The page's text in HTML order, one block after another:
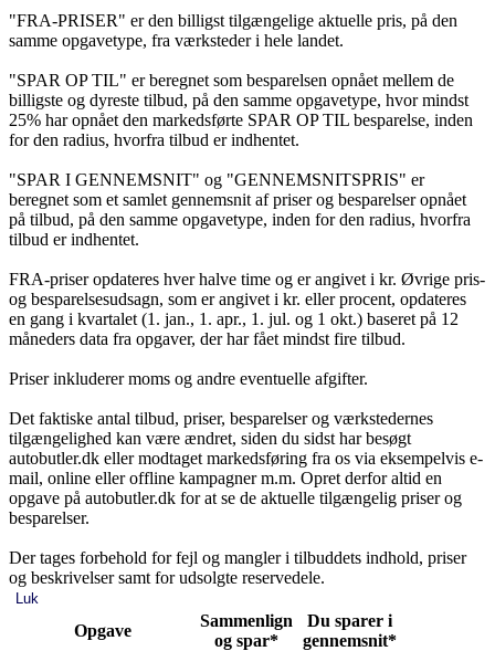
"FRA-PRISER" er den billigst tilgængelige aktuelle pris, på den
samme opgavetype, fra værksteder i hele landet.
"SPAR OP TIL" er beregnet som besparelsen opnået mellem de
billigste og dyreste tilbud, på den samme opgavetype, hvor mindst
25% har opnået den markedsførte SPAR OP TIL besparelse, inden
for den radius, hvorfra tilbud er indhentet.
"SPAR I GENNEMSNIT" og "GENNEMSNITSPRIS" er
beregnet som et samlet gennemsnit af priser og besparelser opnået
på tilbud, på den samme opgavetype, inden for den radius, hvorfra
tilbud er indhentet.
FRA-priser opdateres hver halve time og er angivet i kr. Øvrige pris-
og besparelsesudsagn, som er angivet i kr. eller procent, opdateres
en gang i kvartalet (1. jan., 1. apr., 1. jul. og 1 okt.) baseret på 12
måneders data fra opgaver, der har fået mindst fire tilbud.
Priser inkluderer moms og andre eventuelle afgifter.
Det faktiske antal tilbud, priser, besparelser og værkstedernes
tilgængelighed kan være ændret, siden du sidst har besøgt
autobutler.dk eller modtaget markedsføring fra os via eksempelvis e-
mail, online eller offline kampagner m.m. Opret derfor altid en
opgave på autobutler.dk for at se de aktuelle tilgængelig priser og
besparelser.
Der tages forbehold for fejl og mangler i tilbuddets indhold, priser
og beskrivelser samt for udsolgte reservedele.
Luk
Opgave
Sammenlign
og spar*
Du sparer i
gennemsnit*